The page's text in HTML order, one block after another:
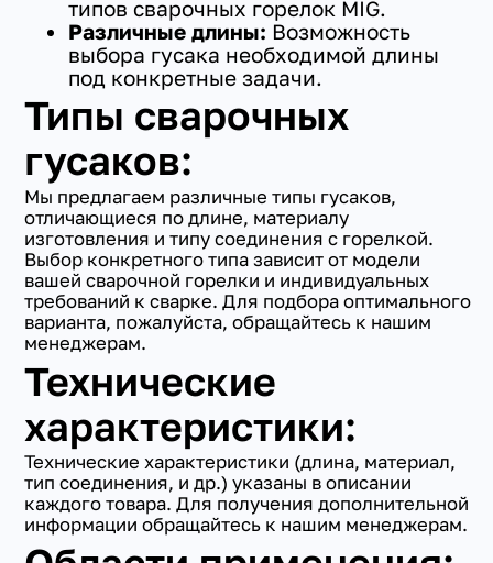
типов сварочных горелок MIG.
Различные длины: Возможность
выбора гусака необходимой длины
под конкретные задачи.
Типы сварочных
гусаков:
Мы предлагаем различные типы гусаков,
отличающиеся по длине, материалу
изготовления и типу соединения с горелкой.
Выбор конкретного типа зависит от модели
вашей сварочной горелки и индивидуальных
требований к сварке. Для подбора оптимального
варианта, пожалуйста, обращайтесь к нашим
менеджерам.
Технические
характеристики:
Технические характеристики (длина, материал,
тип соединения, и др.) указаны в описании
каждого товара. Для получения дополнительной
информации обращайтесь к нашим менеджерам.